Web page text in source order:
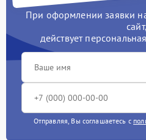
При оформлении заявки
сайт,
действует
Отправляя, Вы соглашаетесь с